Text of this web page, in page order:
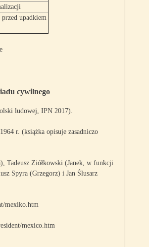
upadkiem
cywilnego
ludowej, IPN 2017).
r. (książka opisuje zasadniczo
Tadeusz Ziółkowski (Janek, w funkcji
Spyra (Grzegorz) i Jan Ślusarz
mexiko.htm
mexico.htm